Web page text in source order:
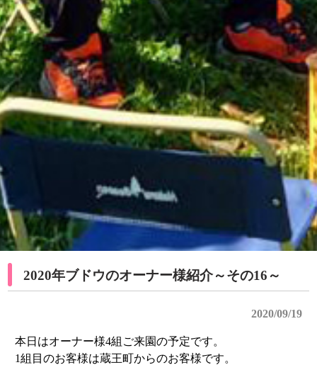
2020年ブドウのオーナー様紹介～その16～
2020/09/19
本日はオーナー様4組ご来園の予定です。
1組目のお客様は蔵王町からのお客様です。